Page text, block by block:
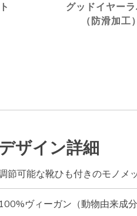
グッドイヤー
（防滑加工）
ザイン詳細
節可能な靴ひも付きのモノメ
100%ヴィーガン（動物由来成